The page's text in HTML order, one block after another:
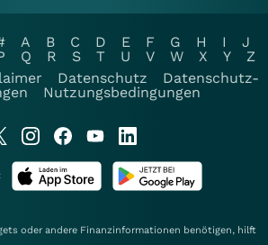
A B C D E F G H I
J
Q R S T U V W X Y
Z
Datenschutz
Datenschutz-
Nutzungsbedingungen
oder andere Finanzinformationen benötigen, hilft